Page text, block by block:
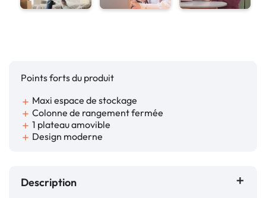
Points forts du produit
add Maxi espace de stockage
add Colonne de rangement fermée
add 1 plateau amovible
add Design moderne
Description